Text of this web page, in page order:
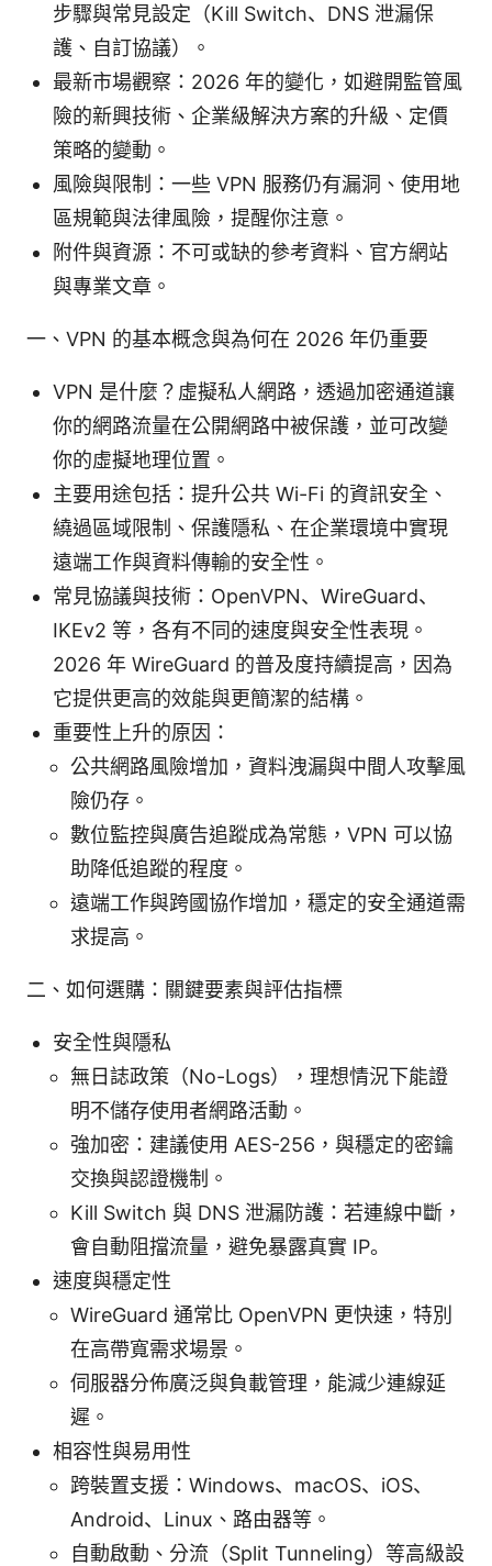
步驟與常見設定（Kill Switch、DNS 泄漏保
護、自訂協議）。
最新市場觀察：2026 年的變化，如避開監管風
險的新興技術、企業級解決方案的升級、定價
策略的變動。
風險與限制：一些 VPN 服務仍有漏洞、使用地
區規範與法律風險，提醒你注意。
附件與資源：不可或缺的參考資料、官方網站
與專業文章。
一、VPN 的基本概念與為何在 2026 年仍重要
VPN 是什麼？虛擬私人網路，透過加密通道讓
你的網路流量在公開網路中被保護，並可改變
你的虛擬地理位置。
主要用途包括：提升公共 Wi-Fi 的資訊安全、
繞過區域限制、保護隱私、在企業環境中實現
遠端工作與資料傳輸的安全性。
常見協議與技術：OpenVPN、WireGuard、
IKEv2 等，各有不同的速度與安全性表現。
2026 年 WireGuard 的普及度持續提高，因為
它提供更高的效能與更簡潔的結構。
重要性上升的原因：
公共網路風險增加，資料洩漏與中間人攻擊風
險仍存。
數位監控與廣告追蹤成為常態，VPN 可以協
助降低追蹤的程度。
遠端工作與跨國協作增加，穩定的安全通道需
求提高。
二、如何選購：關鍵要素與評估指標
安全性與隱私
無日誌政策（No-Logs），理想情況下能證
明不儲存使用者網路活動。
強加密：建議使用 AES-256，與穩定的密鑰
交換與認證機制。
Kill Switch 與 DNS 泄漏防護：若連線中斷，
會自動阻擋流量，避免暴露真實 IP。
速度與穩定性
WireGuard 通常比 OpenVPN 更快速，特別
在高帶寬需求場景。
伺服器分佈廣泛與負載管理，能減少連線延
遲。
相容性與易用性
跨裝置支援：Windows、macOS、iOS、
Android、Linux、路由器等。
自動啟動、分流（Split Tunneling）等高級設